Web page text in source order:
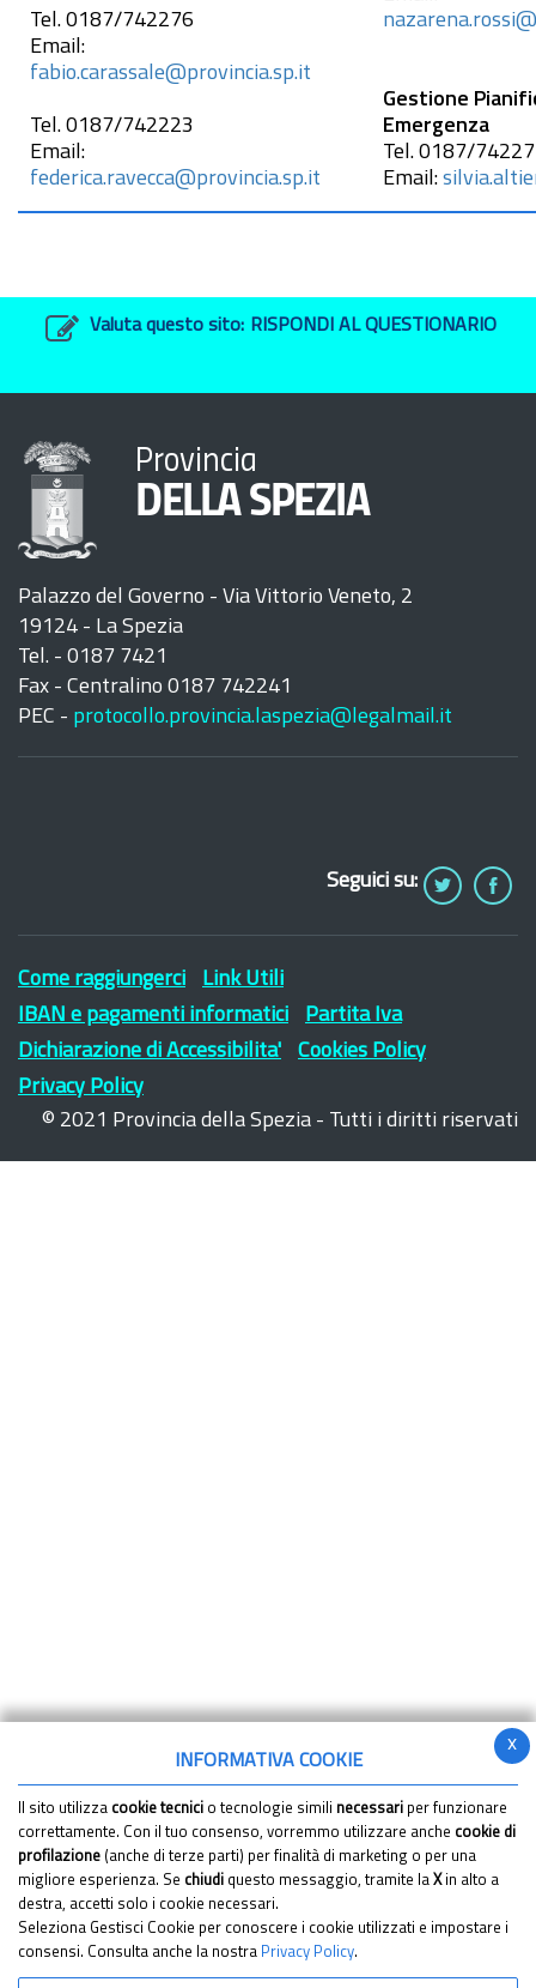
Tel. 0187/742276
Email:
fabio.carassale@provincia.sp.it
Tel. 0187/742223
Email:
federica.ravecca@provincia.sp.it
Gestione
Emergenza
Tel. 0187/
Email:
Valuta questo sito: RISPONDI AL QUESTIONARIO
Provincia
DELLA SPEZIA
Palazzo del Governo - Via Vittorio Veneto, 2
19124 - La Spezia
Tel. - 0187 7421
Fax - Centralino 0187 742241
PEC - protocollo.provincia.laspezia@legalmail.it
Seguici su:
Come raggiungerci
Link Utili
IBAN e pagamenti informatici
Partita Iva
Dichiarazione di Accessibilita'
Cookies Policy
Privacy Policy
© 2021 Provincia della Spezia - Tutti i diritti riservati
x
INFORMATIVA COOKIE
Il sito utilizza cookie tecnici o tecnologie simili necessari per funzionare
correttamente. Con il tuo consenso, vorremmo utilizzare anche cookie di
profilazione (anche di terze parti) per finalità di marketing o per una
migliore esperienza. Se chiudi questo messaggio, tramite la Xin alto a
destra, accetti solo i cookie necessari.
Seleziona Gestisci Cookie per conoscere i cookie utilizzati e impostare i
consensi. Consulta anche la nostra Privacy Policy.